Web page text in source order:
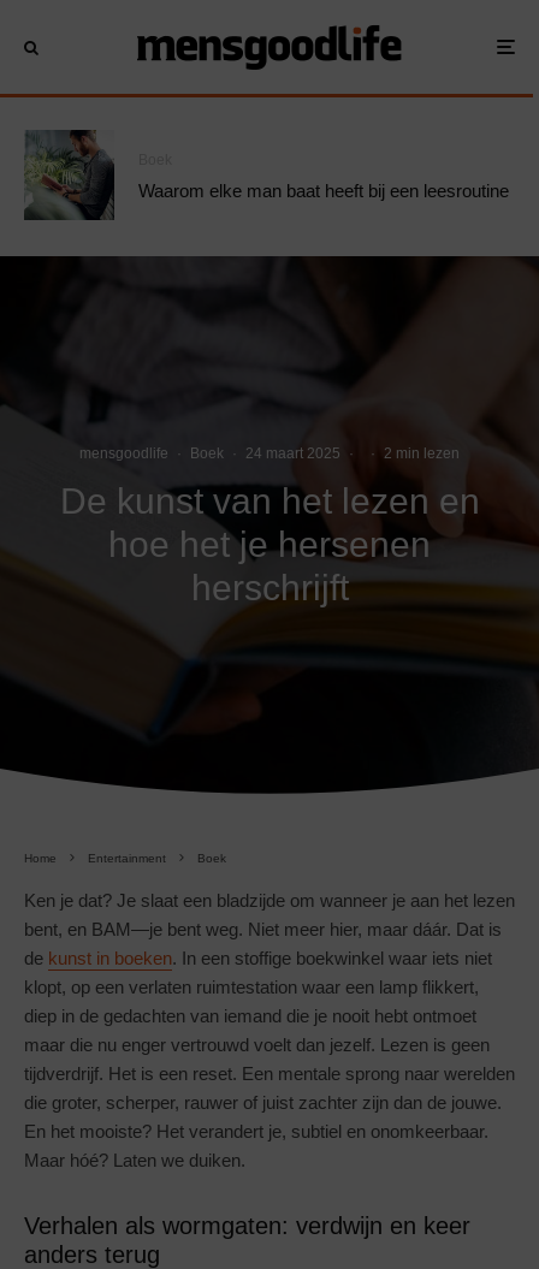
Waarom elke man baat heeft bij een leesroutine
mensgoodlife · Boek · 24 maart 2025 · · 2 min lezen
De kunst van het lezen en
hoe het je hersenen
herschrijft
Home Entertainment Boek
Ken je dat? Je slaat een bladzijde om wanneer je aan het lezen
bent, en BAM—je bent weg. Niet meer hier, maar dáár. Dat is
de kunst in boeken. In een stoffige boekwinkel waar iets niet
klopt, op een verlaten ruimtestation waar een lamp flikkert,
diep in de gedachten van iemand die je nooit hebt ontmoet
maar die nu enger vertrouwd voelt dan jezelf. Lezen is geen
tijdverdrijf. Het is een reset. Een mentale sprong naar werelden
die groter, scherper, rauwer of juist zachter zijn dan de jouwe.
En het mooiste? Het verandert je, subtiel en onomkeerbaar.
Maar hóé? Laten we duiken.
Verhalen als wormgaten: verdwijn en keer
anders terug